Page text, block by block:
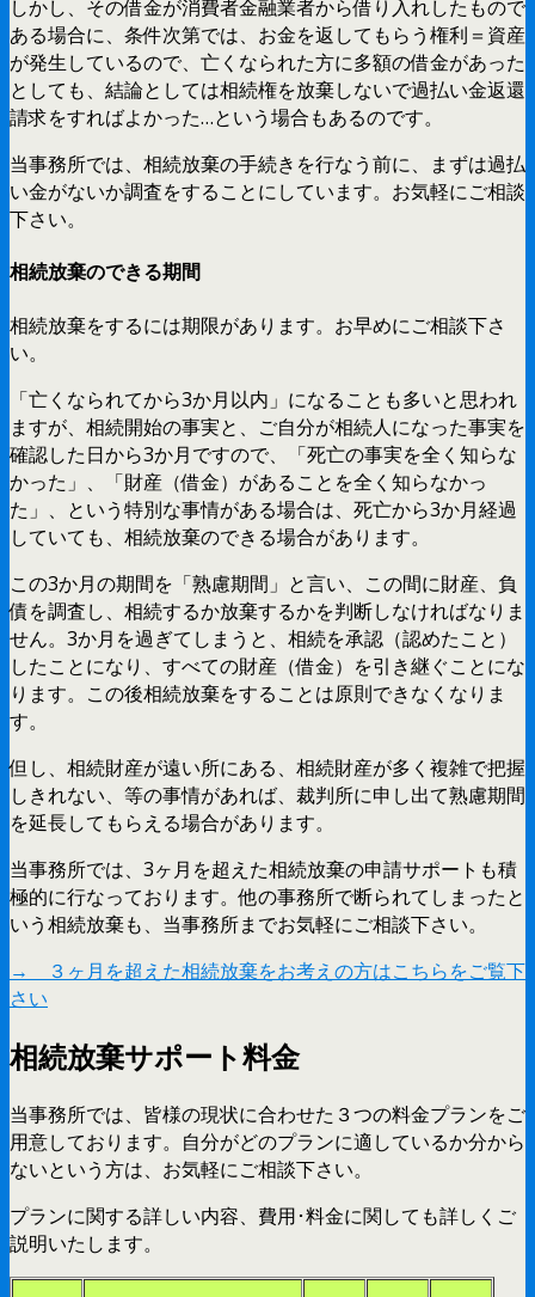
しかし、その借金が消費者金融業者から借り入れしたもので
ある場合に、条件次第では、お金を返してもらう権利＝資産
が発生しているので、亡くなられた方に多額の借金があった
としても、結論としては相続権を放棄しないで過払い金返還
請求をすればよかった…という場合もあるのです。
当事務所では、相続放棄の手続きを行なう前に、まずは過払
い金がないか調査をすることにしています。お気軽にご相談
下さい。
相続放棄のできる期間
相続放棄をするには期限があります。お早めにご相談下さ
い。
「亡くなられてから3か月以内」になることも多いと思われ
ますが、相続開始の事実と、ご自分が相続人になった事実を
確認した日から3か月ですので、「死亡の事実を全く知らな
かった」、「財産（借金）があることを全く知らなかっ
た」、という特別な事情がある場合は、死亡から3か月経過
していても、相続放棄のできる場合があります。
この3か月の期間を「熟慮期間」と言い、この間に財産、負
債を調査し、相続するか放棄するかを判断しなければなりま
せん。3か月を過ぎてしまうと、相続を承認（認めたこと）
したことになり、すべての財産（借金）を引き継ぐことにな
ります。この後相続放棄をすることは原則できなくなりま
す。
但し、相続財産が遠い所にある、相続財産が多く複雑で把握
しきれない、等の事情があれば、裁判所に申し出て熟慮期間
を延長してもらえる場合があります。
当事務所では、3ヶ月を超えた相続放棄の申請サポートも積
極的に行なっております。他の事務所で断られてしまったと
いう相続放棄も、当事務所までお気軽にご相談下さい。
→ ３ヶ月を超えた相続放棄をお考えの方はこちらをご覧下
さい
相続放棄サポート料金
当事務所では、皆様の現状に合わせた３つの料金プランをご
用意しております。自分がどのプランに適しているか分から
ないという方は、お気軽にご相談下さい。
プランに関する詳しい内容、費用･料金に関しても詳しくご
説明いたします。